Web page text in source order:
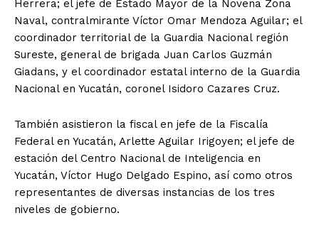
Herrera; el jefe de Estado Mayor de la Novena Zona
Naval, contralmirante Víctor Omar Mendoza Aguilar; el
coordinador territorial de la Guardia Nacional región
Sureste, general de brigada Juan Carlos Guzmán
Giadans, y el coordinador estatal interno de la Guardia
Nacional en Yucatán, coronel Isidoro Cazares Cruz.
También asistieron la fiscal en jefe de la Fiscalía
Federal en Yucatán, Arlette Aguilar Irigoyen; el jefe de
estación del Centro Nacional de Inteligencia en
Yucatán, Víctor Hugo Delgado Espino, así como otros
representantes de diversas instancias de los tres
niveles de gobierno.